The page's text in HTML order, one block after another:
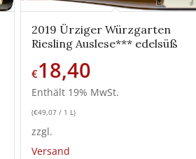
2019 Ürziger Würzgarten
Riesling Auslese*** edelsüß
€18,40
Enthält 19% MwSt.
(€49,07 / 1 L)
zzgl.
Versand